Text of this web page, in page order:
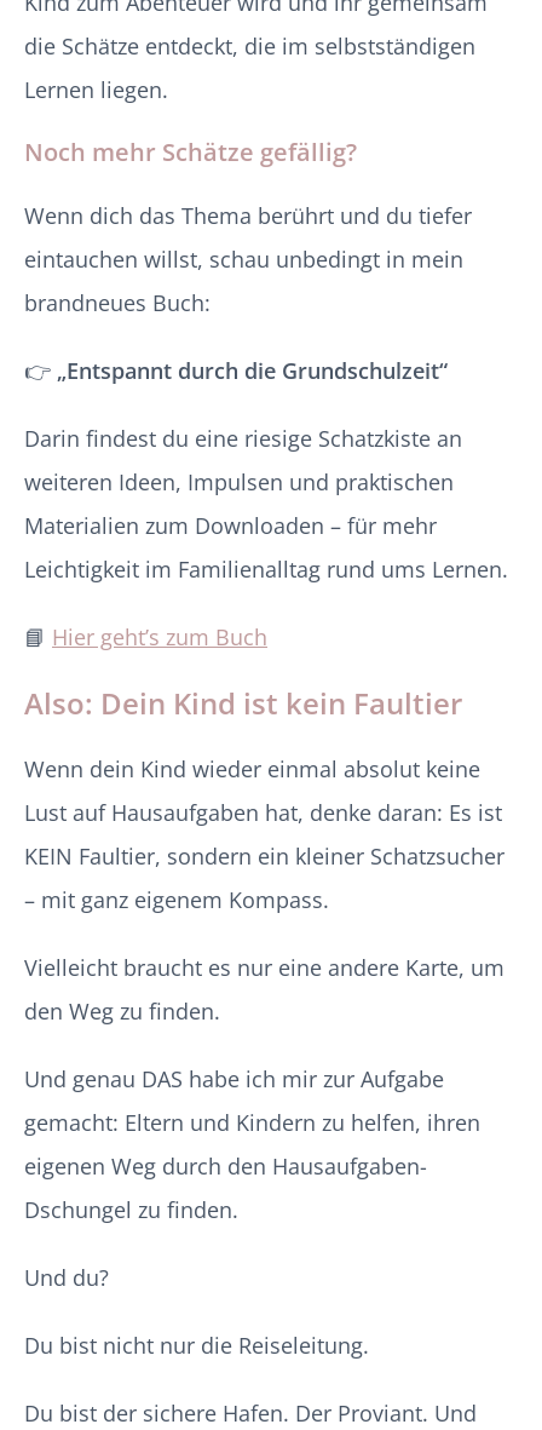
die Schätze entdeckt, die im selbstständigen
Lernen liegen.
Noch mehr Schätze gefällig?
Wenn dich das Thema berührt und du tiefer
eintauchen willst, schau unbedingt in mein
brandneues Buch:
👉 „Entspannt durch die Grundschulzeit“
Darin findest du eine riesige Schatzkiste an
weiteren Ideen, Impulsen und praktischen
Materialien zum Downloaden – für mehr
Leichtigkeit im Familienalltag rund ums Lernen.
📘 Hier geht’s zum Buch
Also: Dein Kind ist kein Faultier
Wenn dein Kind wieder einmal absolut keine
Lust auf Hausaufgaben hat, denke daran: Es ist
KEIN Faultier, sondern ein kleiner Schatzsucher
– mit ganz eigenem Kompass.
Vielleicht braucht es nur eine andere Karte, um
den Weg zu finden.
Und genau DAS habe ich mir zur Aufgabe
gemacht: Eltern und Kindern zu helfen, ihren
eigenen Weg durch den Hausaufgaben-
Dschungel zu finden.
Und du?
Du bist nicht nur die Reiseleitung.
Du bist der sichere Hafen. Der Proviant. Und